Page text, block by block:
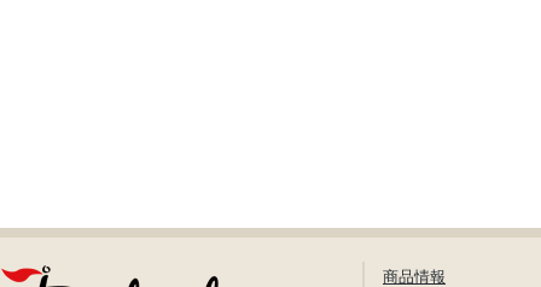
商品情報